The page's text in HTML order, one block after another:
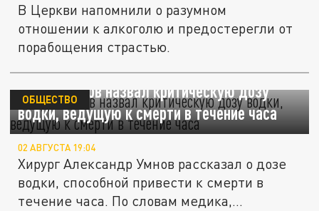
В Церкви напомнили о разумном
отношении к алкоголю и предостерегли от
порабощения страстью.
Хирург Умнов назвал критическую дозу
водки, ведущую к смерти в течение часа
ОБЩЕСТВО
02 АВГУСТА 19:04
Хирург Александр Умнов рассказал о дозе
водки, способной привести к смерти в
течение часа. По словам медика,...